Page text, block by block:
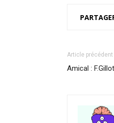
Article précédent
Amical :